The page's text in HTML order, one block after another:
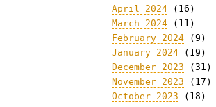
April 2024 (16)
March 2024 (11)
February 2024 (9)
January 2024 (19)
December 2023 (31)
November 2023 (17)
October 2023 (18)